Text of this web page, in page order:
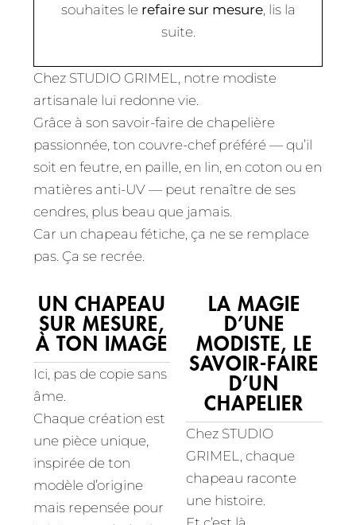
souhaites le refaire sur mesure, lis la
suite.
Chez STUDIO GRIMEL, notre modiste
artisanale lui redonne vie.
Grâce à son savoir-faire de chapelière
passionnée, ton couvre-chef préféré — qu’il
soit en feutre, en paille, en lin, en coton ou en
matières anti-UV — peut renaître de ses
cendres, plus beau que jamais.
Car un chapeau fétiche, ça ne se remplace
pas. Ça se recrée.
UN CHAPEAU
SUR MESURE,
À TON IMAGE
Ici, pas de copie sans
âme.
Chaque création est
une pièce unique,
inspirée de ton
modèle d’origine
mais repensée pour
LA MAGIE
D’UNE
MODISTE, LE
SAVOIR-FAIRE
D’UN
CHAPELIER
Chez STUDIO
GRIMEL, chaque
chapeau raconte
une histoire.